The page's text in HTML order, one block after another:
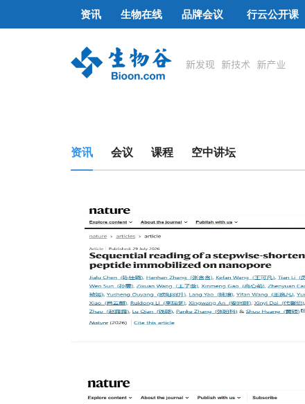
资讯 生物在线 品牌会议 行云公开课
资讯 会议 课程 空中讲坛